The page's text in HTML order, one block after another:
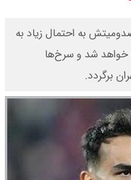
را از دست می
دولت چقدر تمام می شود؟
می دهند
به احتمال زیاد به
خواهد شد و سرخ‌ها
برگردد.